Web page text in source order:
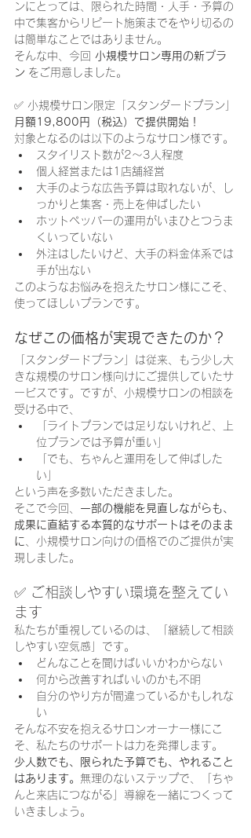
ンにとっては、限られた時間・人手・予算の
中で集客からリピート施策までをやり切るの
は簡単なことではありません。
そんな中、今回 小規模サロン専用の新プラ
ン をご用意しました。
✅ 小規模サロン限定「スタンダードプラン」
月額19,800円（税込）で提供開始！
対象となるのは以下のようなサロン様です。
スタイリスト数が2～3人程度
個人経営または1店舗経営
大手のような広告予算は取れないが、し
っかりと集客・売上を伸ばしたい
ホットペッパーの運用がいまひとつうま
くいっていない
外注はしたいけど、大手の料金体系では
手が出ない
このようなお悩みを抱えたサロン様にこそ、
使ってほしいプランです。
なぜこの価格が実現できたのか？
「スタンダードプラン」は従来、もう少し大
きな規模のサロン様向けにご提供していたサ
ービスです。ですが、小規模サロンの相談を
受ける中で、
「ライトプランでは足りないけれど、上
位プランでは予算が重い」
「でも、ちゃんと運用をして伸ばした
い」
という声を多数いただきました。
そこで今回、 一部の機能を見直しながらも、
成果に直結する本質的なサポートはそのまま
に 、小規模サロン向けの価格でのご提供が実
現しました。
✅ ご相談しやすい環境を整えてい
ます
私たちが重視しているのは、「継続して相談
しやすい空気感」です。
どんなことを聞けばいいかわからない
何から改善すればいいのかも不明
自分のやり方が間違っているかもしれな
い
そんな不安を抱えるサロンオーナー様にこ
そ、私たちのサポートは力を発揮します。
少人数でも、限られた予算でも、やれること
はあります。 無理のないステップで、「ちゃ
んと来店につながる」導線を一緒につくって
いきましょう。